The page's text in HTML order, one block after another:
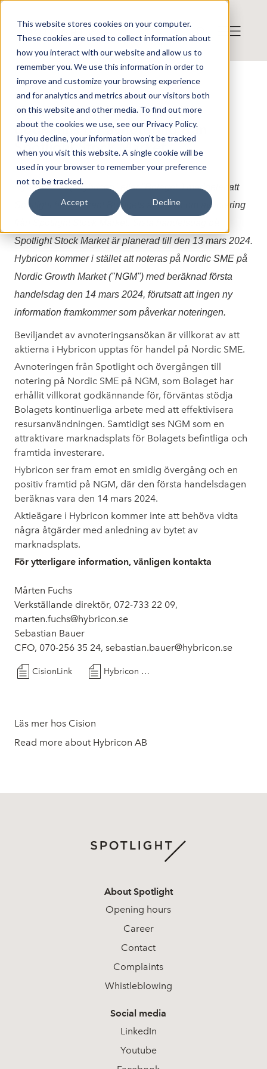
This website stores cookies on your computer.
These cookies are used to collect information about
how you interact with our website and allow us to
remember you. We use this information in order to
improve and customize your browsing experience
and for analytics and metrics about our visitors both
on this website and other media. To find out more
about the cookies we use, see our Privacy Policy.
If you decline, your information won’t be tracked
when you visit this website. A single cookie will be
used in your browser to remember your preference
not to be tracked.
Accept Decline
Press release from Companies
Published: 2024-03-11 22:10:27
Hybricon AB: Hybricon AB
godkänns för avnotering från
Spotlight Stock Market
Hybricon AB ("Hybricon" eller "Bolaget") meddelar att
Spotlight har godkänt Bolagets ansökan om avnotering
Spotlight Stock Market är planerad till den 13 mars 2024.
Hybricon kommer i stället att noteras på Nordic SME på
Nordic Growth Market ("NGM") med beräknad första
handelsdag den 14 mars 2024, förutsatt att ingen ny
information framkommer som påverkar noteringen.
Beviljandet av avnoteringsansökan är villkorat av att
aktierna i Hybricon upptas för handel på Nordic SME.
Avnoteringen från Spotlight och övergången till
notering på Nordic SME på NGM, som Bolaget har
erhållit villkorat godkännande för, förväntas stödja
Bolagets kontinuerliga arbete med att effektivisera
resursanvändningen. Samtidigt ses NGM som en
attraktivare marknadsplats för Bolagets befintliga och
framtida investerare.
Hybricon ser fram emot en smidig övergång och en
positiv framtid på NGM, där den första handelsdagen
beräknas vara den 14 mars 2024.
Aktieägare i Hybricon kommer inte att behöva vidta
några åtgärder med anledning av bytet av
marknadsplats.
För ytterligare information, vänligen kontakta
Mårten Fuchs
Verkställande direktör, 072-733 22 09,
marten.fuchs@hybricon.se
Sebastian Bauer
CFO, 070-256 35 24, sebastian.bauer@hybricon.se
CisionLink Hybricon AB godkänns för avnotering från Spotlight Stock Market
Läs mer hos Cision
Read more about Hybricon AB
About Spotlight
Opening hours
Career
Contact
Complaints
Whistleblowing
Social media
LinkedIn
Youtube